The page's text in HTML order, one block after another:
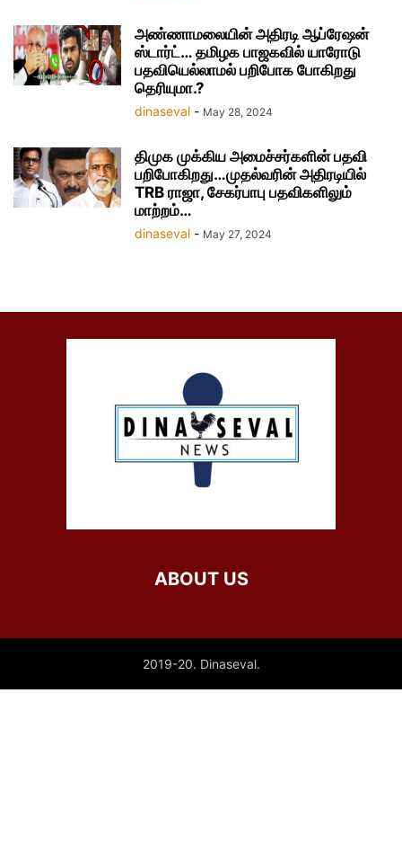
அண்ணாமலையின் அதிரடி ஆப்ரேஷன்
ஸ்டார்ட்… தமிழக பாஜகவில் யாரோடு
பதவியெல்லாமல் பறிபோக போகிறது
தெரியுமா.?
dinaseval - May 28, 2024
திமுக முக்கிய அமைச்சர்களின் பதவி
பறிபோகிறது…முதல்வரின் அதிரடியில்
TRB ராஜா, சேகர்பாபு பதவிகளிலும்
மாற்றம்…
dinaseval - May 27, 2024
ABOUT US
2019-20. Dinaseval.